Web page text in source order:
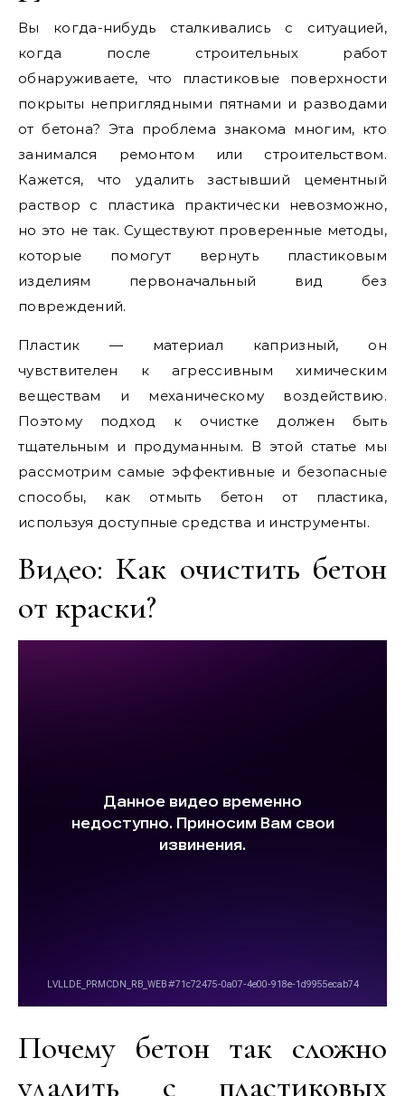
Вы когда-нибудь сталкивались с ситуацией,
когда после строительных работ
обнаруживаете, что пластиковые поверхности
покрыты неприглядными пятнами и разводами
от бетона? Эта проблема знакома многим, кто
занимался ремонтом или строительством.
Кажется, что удалить застывший цементный
раствор с пластика практически невозможно,
но это не так. Существуют проверенные методы,
которые помогут вернуть пластиковым
изделиям первоначальный вид без
повреждений.
Пластик — материал капризный, он
чувствителен к агрессивным химическим
веществам и механическому воздействию.
Поэтому подход к очистке должен быть
тщательным и продуманным. В этой статье мы
рассмотрим самые эффективные и безопасные
способы, как отмыть бетон от пластика,
используя доступные средства и инструменты.
Видео: Как очистить бетон
от краски?
Почему бетон так сложно
удалить с пластиковых